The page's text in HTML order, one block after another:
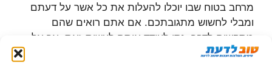
מרחב בטוח שבו יוכלו להעלות את כל אשר על דעתם
ומבלי לחשוש מתגובתכם. אם אתם רואים שהם
מתקשים לדבר, נסו לעודד אותם לעשות זאת, אך אל
תלחצו. תוכלו להיעזר באמצעים שונים שיכולים לשמש